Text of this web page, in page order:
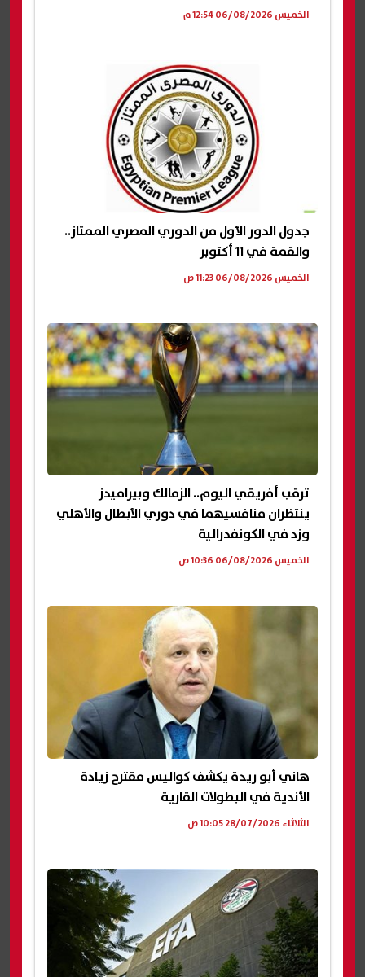
الخميس 06/08/2026 12:54 م
جدول الدور الأول من الدوري المصري الممتاز..
والقمة في 11 أكتوبر
الخميس 06/08/2026 11:23 ص
ترقب أفريقي اليوم.. الزمالك وبيراميدز
ينتظران منافسيهما في دوري الأبطال والأهلي
وزد في الكونفدرالية
الخميس 06/08/2026 10:36 ص
هاني أبو ريدة يكشف كواليس مقترح زيادة
الأندية في البطولات القارية
الثلاثاء 28/07/2026 10:05 ص